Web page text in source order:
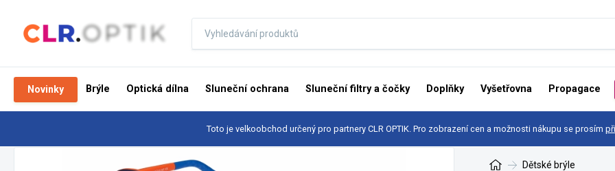
Novinky Brýle Optická dílna Sluneční ochrana Sluneční filtry a čočky Doplňky Vyšetřovna Propagace
Toto je velkoobchod určený pro partnery CLR OPTIK. Pro zobrazení cen a možnosti nákupu se prosím
Dětské brýle